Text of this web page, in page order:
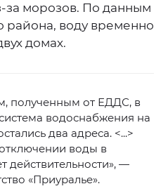
за морозов. По данным
воду временно
домах.
полученным от ЕДДС, в
водоснабжения на
два адреса. <...>
воды в
действительности», —
«Приуралье».